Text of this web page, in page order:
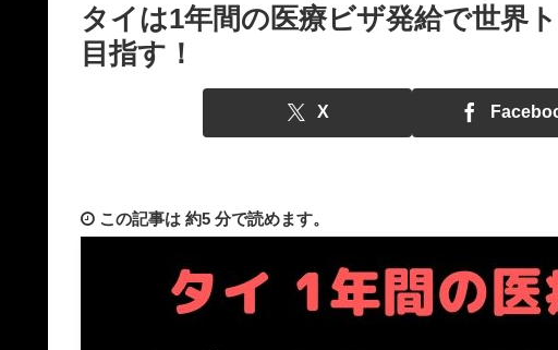
タイは1年間の医療ビザ発給で世界
目指す！
X
この記事は 約5 分で読めます。